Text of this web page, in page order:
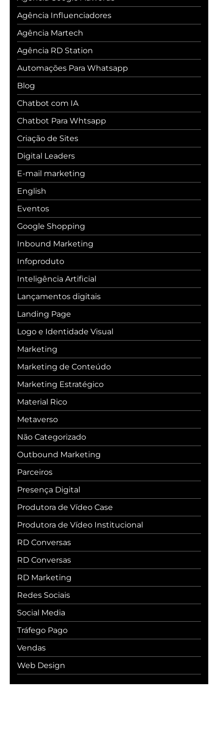
Agência Influenciadores
Agência Martech
Agência RD Station
Automações Para Whatsapp
Blog
Chatbot com IA
Chatbot Para Whtsapp
Criação de Sites
Digital Leaders
E-mail marketing
English
Eventos
Google Shopping
Inbound Marketing
Infoproduto
Inteligência Artificial
Lançamentos digitais
Landing Page
Logo e Identidade Visual
Marketing
Marketing de Conteúdo
Marketing Estratégico
Material Rico
Metaverso
Não Categorizado
Outbound Marketing
Parceiros
Presença Digital
Produtora de Vídeo Case
Produtora de Vídeo Institucional
RD Conversas
RD Conversas
RD Marketing
Redes Sociais
Social Media
Tráfego Pago
Vendas
Web Design